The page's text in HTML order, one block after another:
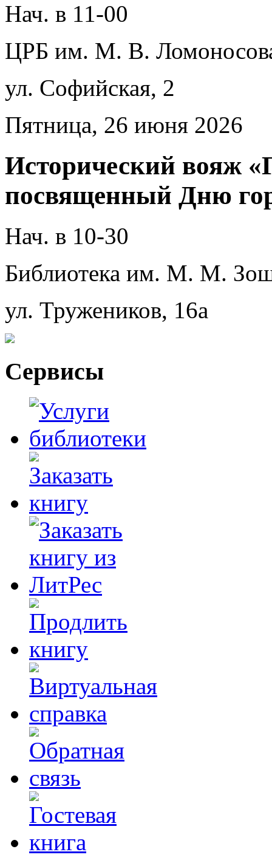
Нач. в 11-00
ЦРБ им. М. В.
ул. Софийская, 2
Пятница, 26 июня 2026
Исторический вояж
посвященный Дню
Нач. в 10-30
Библиотека им. М. М.
ул. Тружеников, 16а
Сервисы